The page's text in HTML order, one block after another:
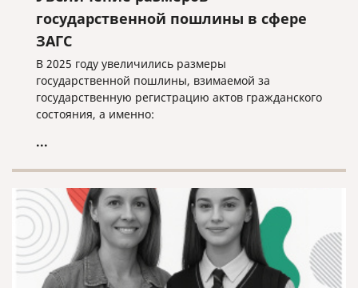
государственной пошлины в сфере
ЗАГС
В 2025 году увеличились размеры
государственной пошлины, взимаемой за
государственную регистрацию актов гражданского
состояния, а именно:
...